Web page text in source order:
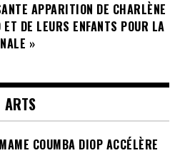
APPARITION DE CHARLÈNE
ET DE LEURS ENFANTS POUR LA
»
ARTS
COUMBA DIOP ACCÉLÈRE